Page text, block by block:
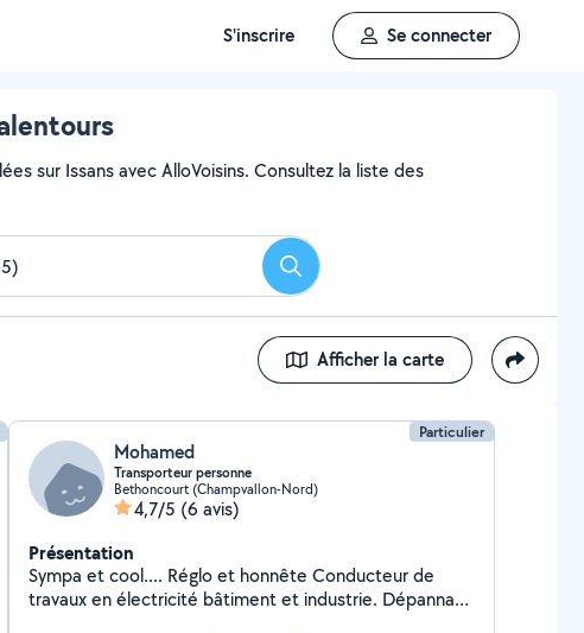
S'inscrire Se connecter
sur Issans avec AlloVoisins. Consultez la liste des
Rechercher
Afficher la carte
Particulier
Mohamed
Transporteur personne
Bethoncourt (Champvallon-Nord)
4,7/5 (6 avis)
Présentation
Sympa et cool.... Réglo et honnête Conducteur de
travaux en électricité bâtiment et industrie. Dépannage